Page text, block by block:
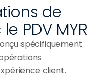
de
PDV MYR
spécifiquement
client.